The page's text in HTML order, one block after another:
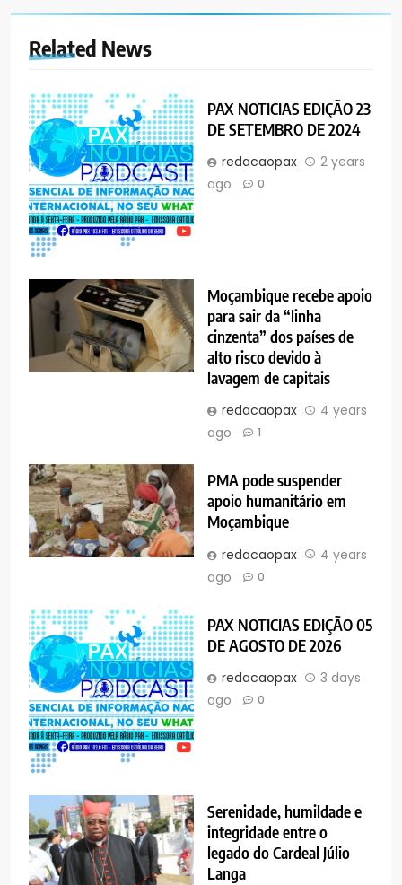
Related News
PAX NOTICIAS EDIÇÃO 23
DE SETEMBRO DE 2024
redacaopax
2 years
ago
0
Moçambique recebe apoio
para sair da “linha
cinzenta” dos países de
alto risco devido à
lavagem de capitais
redacaopax
4 years
ago
1
PMA pode suspender
apoio humanitário em
Moçambique
redacaopax
4 years
ago
0
PAX NOTICIAS EDIÇÃO 05
DE AGOSTO DE 2026
redacaopax
3 days
ago
0
Serenidade, humildade e
integridade entre o
legado do Cardeal Júlio
Langa